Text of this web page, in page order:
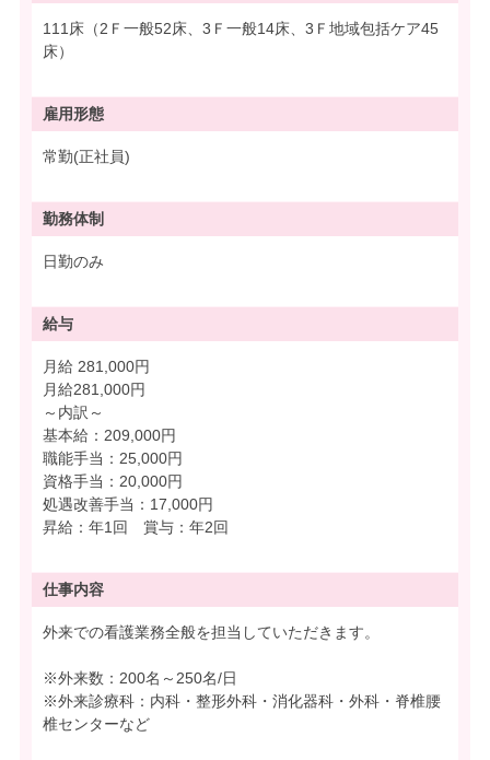
111床（2Ｆ一般52床、3Ｆ一般14床、3Ｆ地域包括ケア45
床）
雇用形態
常勤(正社員)
勤務体制
日勤のみ
給与
月給 281,000円
月給281,000円
～内訳～
基本給：209,000円
職能手当：25,000円
資格手当：20,000円
処遇改善手当：17,000円
昇給：年1回 賞与：年2回
仕事内容
外来での看護業務全般を担当していただきます。
※外来数：200名～250名/日
※外来診療科：内科・整形外科・消化器科・外科・脊椎腰
椎センターなど